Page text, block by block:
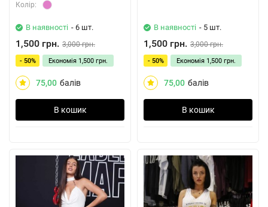
Колiр:
В наявності - 6 шт.
1,500 грн. 3,000 грн.
- 50% Економія 1,500 грн.
75,00 балів
В кошик
В наявності - 5 шт.
1,500 грн. 3,000 грн.
- 50% Економія 1,500 грн.
75,00 балів
В кошик